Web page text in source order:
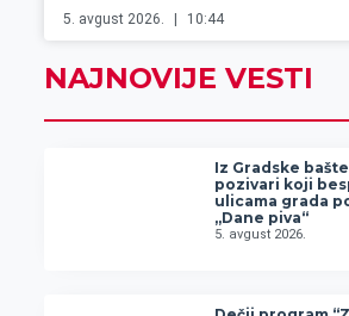
5. avgust 2026. 10:44
NAJNOVIJE VESTI
Iz Gradske
pozivari koji
ulicama grada
„Dane piva“
5. avgust 2026.